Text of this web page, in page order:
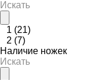
1 (21)
2 (7)
Наличие ножек